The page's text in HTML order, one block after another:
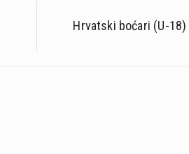
Hrvatski boćari (U-